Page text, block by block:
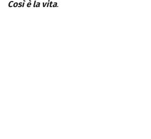
Così è la vita.